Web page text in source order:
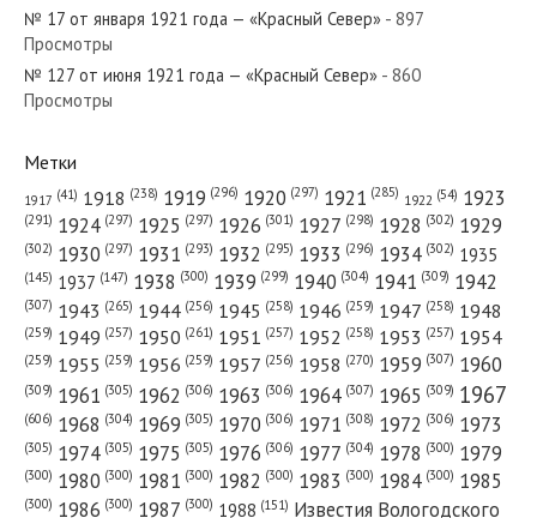
№ 209 от сентября 1978 года — «Красный Север»
№ 231 от октября 1973 года — «Красный Север»
№ 209 от октября 1948 года — «Красный Север»
№ 17 от января 1921 года — «Красный Север» - 897
Просмотры
№ 127 от июня 1921 года — «Красный Север» - 860
Просмотры
Метки
1917 (41) 1918 (238) 1919 (296) 1920 (297) 1921 (285) 1922 (54) 1923
(291) 1924 (297) 1925 (297) 1926 (301) 1927 (298) 1928 (302) 1929
(302) 1930 (297) 1931 (293) 1932 (295) 1933 (296) 1934 (302) 1935
(145) 1937 (147) 1938 (300) 1939 (299) 1940 (304) 1941 (309) 1942
(307) 1943 (265) 1944 (256) 1945 (258) 1946 (259) 1947 (258) 1948
(259) 1949 (257) 1950 (261) 1951 (257) 1952 (258) 1953 (257) 1954
(259) 1955 (259) 1956 (259) 1957 (256) 1958 (270) 1959 (307) 1960
(309) 1961 (305) 1962 (306) 1963 (306) 1964 (307) 1965 (309) 1967
(606) 1968 (304) 1969 (305) 1970 (306) 1971 (308) 1972 (306) 1973
(305) 1974 (305) 1975 (305) 1976 (306) 1977 (304) 1978 (300) 1979
(300) 1980 (300) 1981 (300) 1982 (300) 1983 (300) 1984 (300) 1985
(300) 1986 (300) 1987 (300) 1988 (151) Известия Вологодского